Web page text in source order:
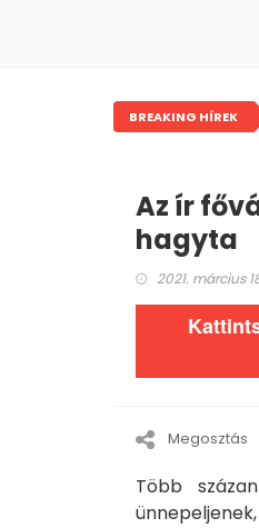
BREAKING HÍREK
Az ír
hagyta
2021. március
Megosztás
Több